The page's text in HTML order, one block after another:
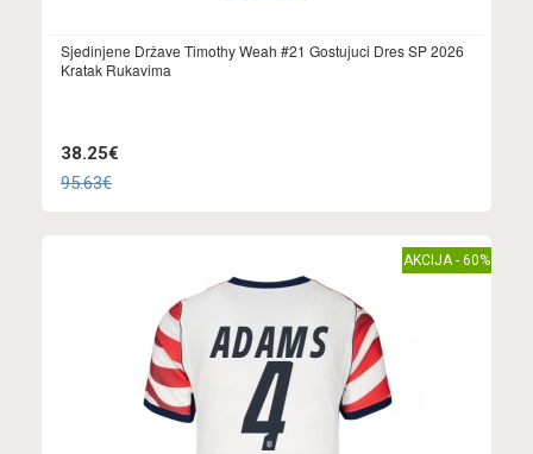
Sjedinjene Države Timothy Weah #21 Gostujuci Dres SP 2026
Kratak Rukavima
38.25€
95.63€
AKCIJA - 60%